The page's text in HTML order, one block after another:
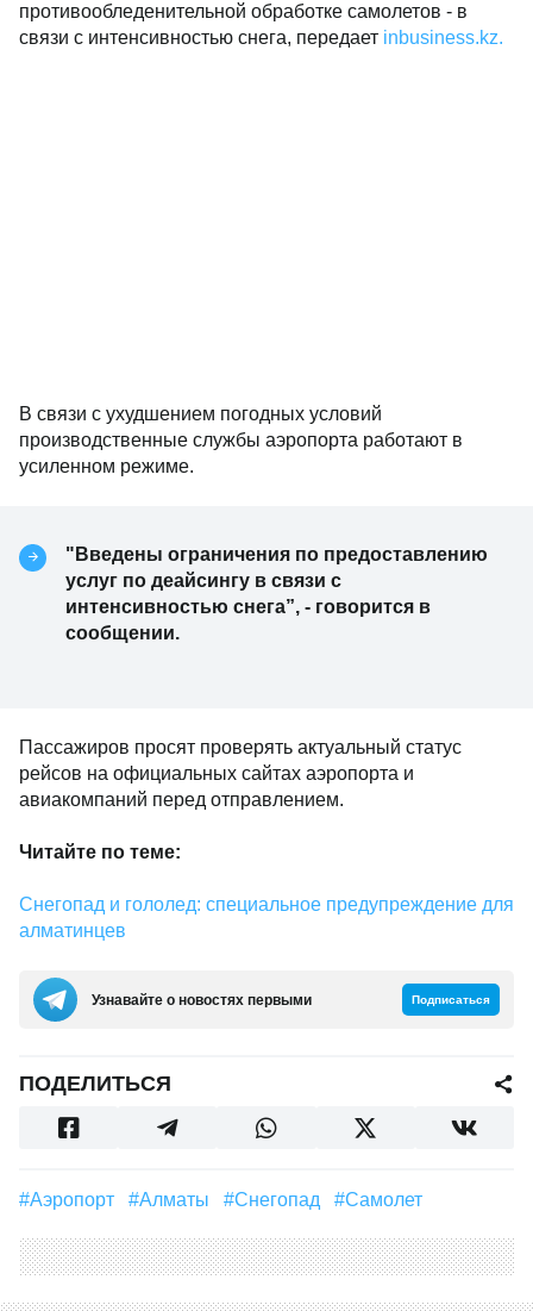
противообледенительной обработке самолетов - в
связи с интенсивностью снега, передает inbusiness.kz.
В связи с ухудшением погодных условий
производственные службы аэропорта работают в
усиленном режиме.
"Введены ограничения по предоставлению
услуг по деайсингу в связи с
интенсивностью снега”, - говорится в
сообщении.
Пассажиров просят проверять актуальный статус
рейсов на официальных сайтах аэропорта и
авиакомпаний перед отправлением.
Читайте по теме:
Снегопад и гололед: специальное предупреждение для
алматинцев
Узнавайте о новостях первыми Подписаться
ПОДЕЛИТЬСЯ
#аэропорт #Алматы #снегопад #самолет